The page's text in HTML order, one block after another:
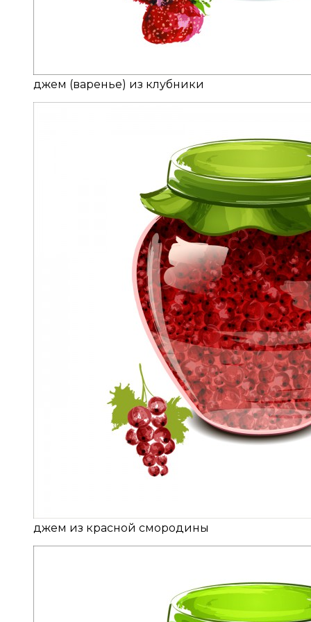
джем (варенье) из клубники
джем из красной смородины